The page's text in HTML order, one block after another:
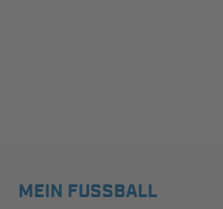
MEIN FUSSBALL